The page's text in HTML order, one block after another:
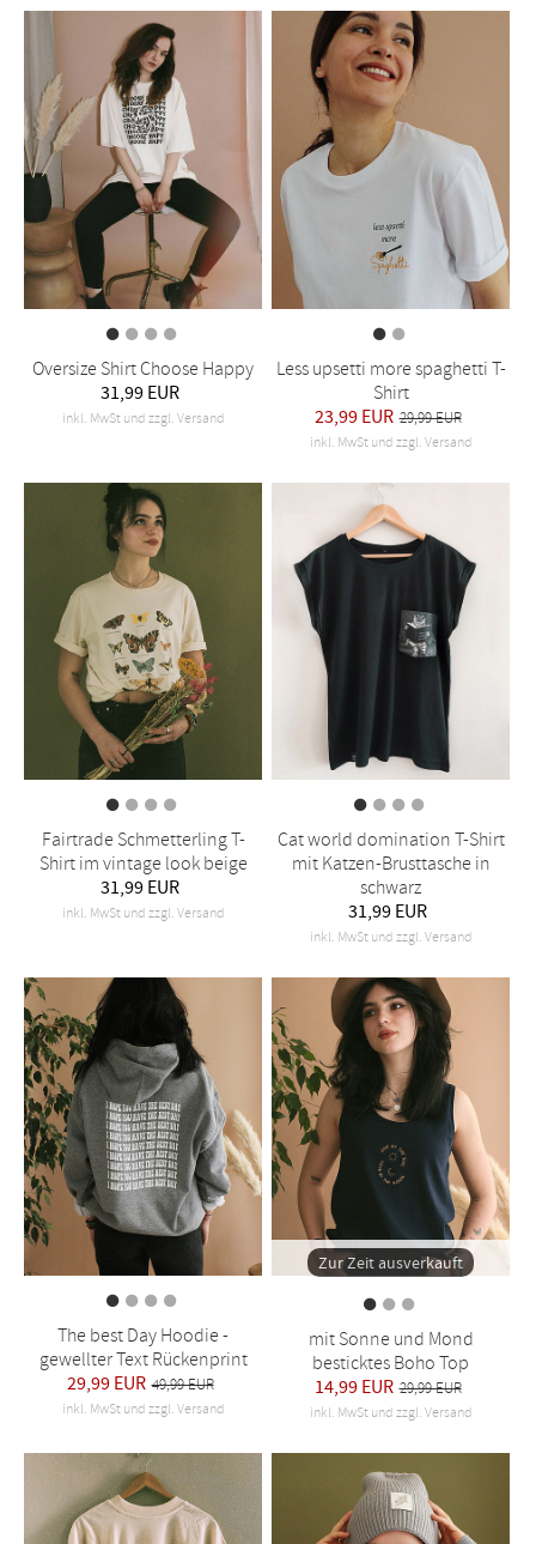
Oversize Shirt Choose Happy
31,99 EUR
inkl. MwSt und zzgl. Versand
Less upsetti more spaghetti T-
Shirt
23,99 EUR 29,99 EUR
inkl. MwSt und zzgl. Versand
Fairtrade Schmetterling T-
Shirt im vintage look beige
31,99 EUR
inkl. MwSt und zzgl. Versand
Cat world domination T-Shirt
mit Katzen-Brusttasche in
schwarz
31,99 EUR
inkl. MwSt und zzgl. Versand
The best Day Hoodie -
gewellter Text Rückenprint
29,99 EUR 49,99 EUR
inkl. MwSt und zzgl. Versand
Zur Zeit ausverkauft
mit Sonne und Mond
besticktes Boho Top
14,99 EUR 29,99 EUR
inkl. MwSt und zzgl. Versand